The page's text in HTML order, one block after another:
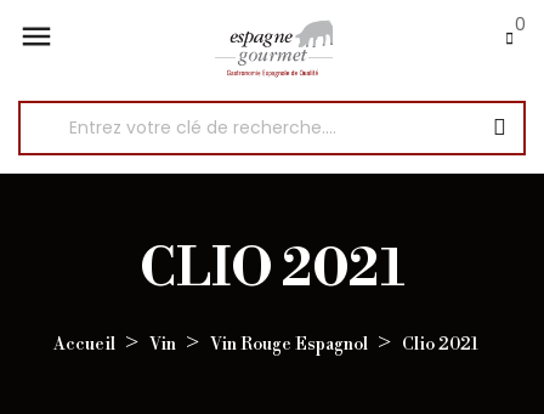
 0
CLIO 2021
Accueil Vin Vin Rouge Espagnol Clio 2021